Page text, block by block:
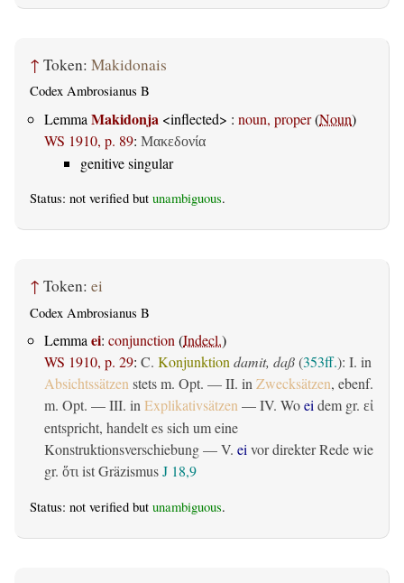
↑ Token: Makidonais
Codex Ambrosianus B
Lemma Makidonja <inflected> : noun, proper(Noun)
WS 1910, p. 89: Μακεδονία
genitive singular
Status: not verified but unambiguous.
↑ Token: ei
Codex Ambrosianus B
Lemma ei: conjunction (Indecl.)
WS 1910, p. 29: C. Konjunktion damit, daß(353ff.): I. in
Absichtssätzen stets m. Opt. — II. in Zwecksätzen, ebenf.
m. Opt. — III. in Explikativsätzen — IV. Woei dem gr. εἰ
entspricht, handelt es sich um eine
Konstruktionsverschiebung — V. ei vor direkter Rede wie
gr. ὅτι ist GräzismusJ 18,9
Status: not verified but unambiguous.